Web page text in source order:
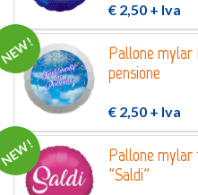
€ 2,50 + Iva
Pallone mylar
pensione
€ 2,50 + Iva
Pallone mylar
"Saldi"